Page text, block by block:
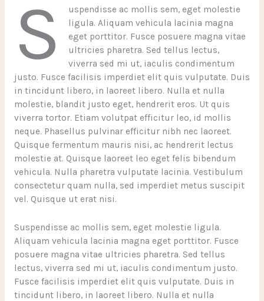
S
uspendisse ac mollis sem, eget molestie
ligula. Aliquam vehicula lacinia magna
eget porttitor. Fusce posuere magna vitae
ultricies pharetra. Sed tellus lectus,
viverra sed mi ut, iaculis condimentum
justo. Fusce facilisis imperdiet elit quis vulputate. Duis
in tincidunt libero, in laoreet libero. Nulla et nulla
molestie, blandit justo eget, hendrerit eros. Ut quis
viverra tortor. Etiam volutpat efficitur leo, id mollis
neque. Phasellus pulvinar efficitur nibh nec laoreet.
Quisque fermentum mauris nisi, ac hendrerit lectus
molestie at. Quisque laoreet leo eget felis bibendum
vehicula. Nulla pharetra vulputate lacinia. Vestibulum
consectetur quam nulla, sed imperdiet metus suscipit
vel. Quisque ut erat nisi.
Suspendisse ac mollis sem, eget molestie ligula.
Aliquam vehicula lacinia magna eget porttitor. Fusce
posuere magna vitae ultricies pharetra. Sed tellus
lectus, viverra sed mi ut, iaculis condimentum justo.
Fusce facilisis imperdiet elit quis vulputate. Duis in
tincidunt libero, in laoreet libero. Nulla et nulla